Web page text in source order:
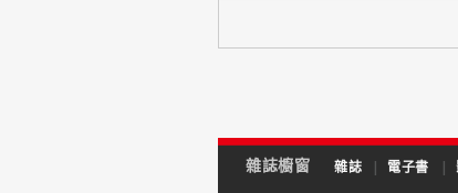
雜誌櫥窗 雜誌 | 電子書 |